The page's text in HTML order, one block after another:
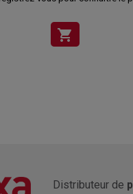
shopping_cart
Distributeur de